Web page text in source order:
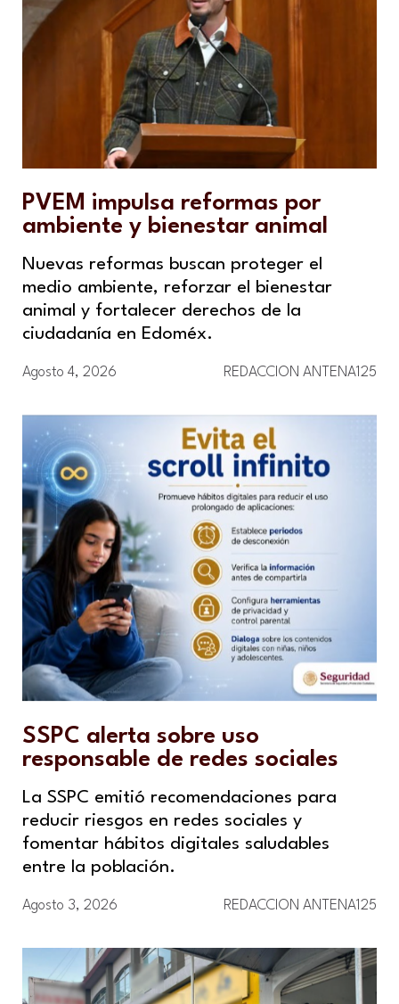
PVEM impulsa reformas por
ambiente y bienestar animal
Nuevas reformas buscan proteger el
medio ambiente, reforzar el bienestar
animal y fortalecer derechos de la
ciudadanía en Edoméx.
Agosto 4, 2026 REDACCION ANTENA125
SSPC alerta sobre uso
responsable de redes sociales
La SSPC emitió recomendaciones para
reducir riesgos en redes sociales y
fomentar hábitos digitales saludables
entre la población.
Agosto 3, 2026 REDACCION ANTENA125